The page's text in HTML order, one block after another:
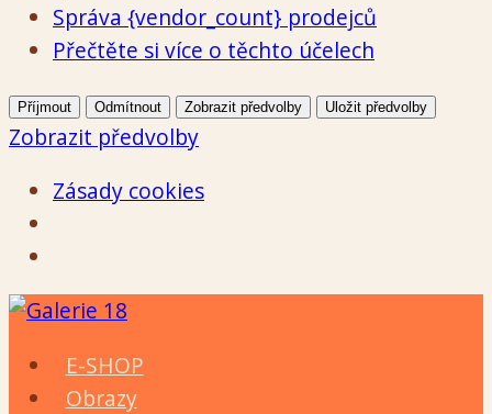
Správa {vendor_count} prodejců
Přečtěte si více o těchto účelech
Příjmout Odmítnout Zobrazit předvolby Uložit předvolby
Zobrazit předvolby
Zásady cookies
Přeskočit
obsahE-SHOP
Obrazy